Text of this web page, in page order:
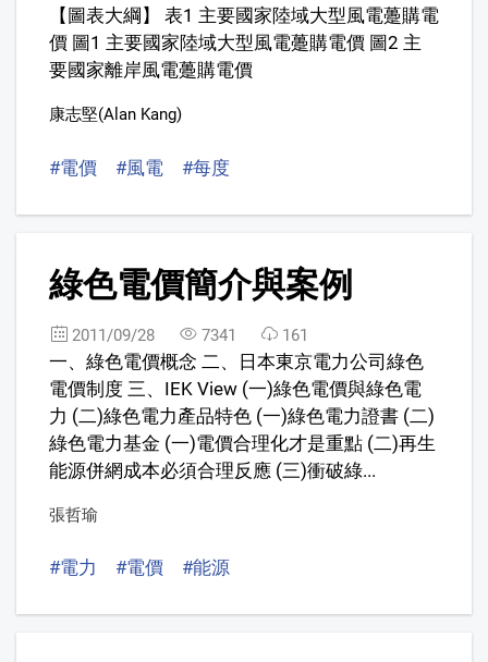
【圖表大綱】 表1 主要國家陸域大型風電躉購電
價 圖1 主要國家陸域大型風電躉購電價 圖2 主
要國家離岸風電躉購電價
康志堅(Alan Kang)
#電價 #風電 #每度
5
FREE綠色電價簡介與案例
2011/09/28 7341 161
一、綠色電價概念 二、日本東京電力公司綠色
電價制度 三、IEK View (一)綠色電價與綠色電
力 (二)綠色電力產品特色 (一)綠色電力證書 (二)
綠色電力基金 (一)電價合理化才是重點 (二)再生
能源併網成本必須合理反應 (三)衝破綠...
張哲瑜
#電力 #電價 #能源